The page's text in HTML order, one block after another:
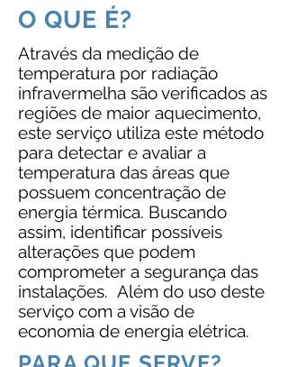
O QUE É?
Através da medição de
temperatura por radiação
infravermelha são verificados as
regiões de maior aquecimento,
este serviço utiliza este método
para detectar e avaliar a
temperatura das áreas que
possuem concentração de
energia térmica. Buscando
assim, identificar possíveis
alterações que podem
comprometer a segurança das
instalações. Além do uso deste
serviço com a visão de
economia de energia elétrica.